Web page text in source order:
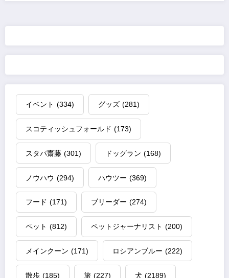
イベント (334) グッズ (281)
スコティッシュフォールド (173)
スタパ齋藤 (301) ドッグラン (168)
ノウハウ (294) ハウツー (369)
フード (171) ブリーダー (274)
ペット (812) ペットジャーナリスト (200)
メインクーン (171) ロシアンブルー (222)
散歩 (185) 旅 (227) 犬 (2189)